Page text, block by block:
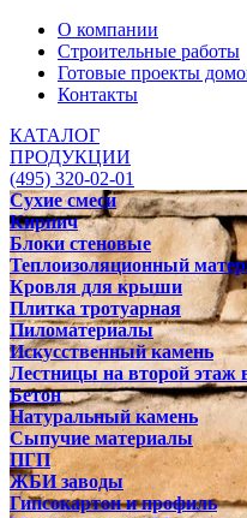
О компании
Строительные работы
Готовые проекты
Контакты
КАТАЛОГ
ПРОДУКЦИИ
(495) 320-02-01
Сухие смеси
Кирпич
Блоки стеновые
Теплоизоляционный
Кровля для крыши
Плитка тротуарная
Пиломатериалы
Искусственный камень
Лестницы на второй этаж
Бетон
Натуральный камень
Сыпучие материалы
ПГП
ЖБИ заводы
Гипсокартон и профиль